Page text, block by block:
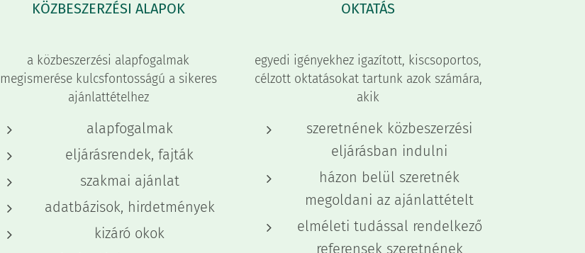
KÖZBESZERZÉSI ALAPOK
a közbeszerzési alapfogalmak
megismerése kulcsfontosságú a sikeres
ajánlattételhez
alapfogalmak
eljárásrendek, fajták
szakmai ajánlat
adatbázisok, hirdetmények
kizáró okok
OKTATÁS
egyedi igényekhez igazított, kiscsoportos,
célzott oktatásokat tartunk azok számára,
akik
szeretnének közbeszerzési
eljárásban indulni
házon belül szeretnék
megoldani az ajánlattételt
elméleti tudással rendelkező
referensek szeretnének